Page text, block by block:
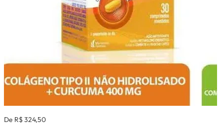
De R$ 324,50